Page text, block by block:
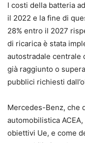
I costi della batteria
il 2022 e la fine di
28% entro il 2027
di ricarica è stata
autostradale centrale
già raggiunto o
pubblici richiesti
Mercedes-Benz, che
automobilistica
obiettivi Ue, e come